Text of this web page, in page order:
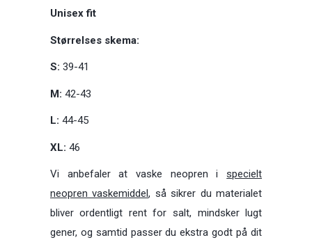
Unisex fit
Størrelses skema:
S: 39-41
M: 42-43
L: 44-45
XL: 46
Vi anbefaler at vaske neopren ispecielt
neopren vaskemiddel, så sikrer du materialet
bliver ordentligt rent for salt, mindsker lugt
gener, og samtid passer du ekstra godt på dit